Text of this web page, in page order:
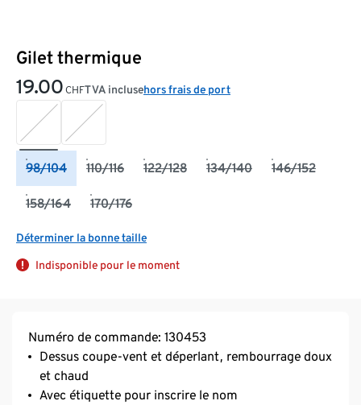
Gilet thermique
19.00 CHFTVA inclusehors frais de port
98/104 110/116 122/128 134/140 146/152
158/164 170/176
Déterminer la bonne taille
Indisponible pour le moment
Numéro de commande: 130453
Dessus coupe-vent et déperlant, rembourrage doux
et chaud
Avec étiquette pour inscrire le nom